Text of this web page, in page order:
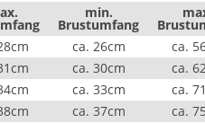
min.
Brustumfang
ca. 26cm
ca.
ca. 30cm
ca.
ca. 33cm
ca.
ca. 37cm
ca.